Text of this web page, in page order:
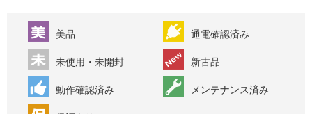
美品 通電確認済み
未使用・未開封 新古品
動作確認済み メンテナンス済み